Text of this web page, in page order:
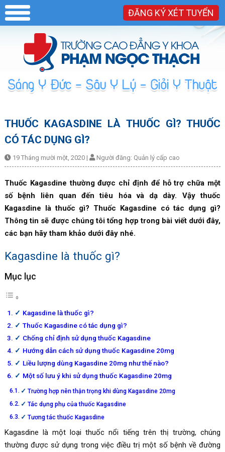
ĐĂNG KÝ XÉT TUYỂN
THUỐC KAGASDINE LÀ THUỐC GÌ? THUỐC
CÓ TÁC DỤNG GÌ?
19 Tháng mười một, 2020 | Người đăng: Quản lý cấp cao
Thuốc Kagasdine thường được chỉ định để hỗ trợ chữa một
số bệnh liên quan đến tiêu hóa và dạ dày. Vậy thuốc
Kagasdine là thuốc gì? Thuốc Kagasdine có tác dụng gì?
Thông tin sẽ được chúng tôi tổng hợp trong bài viết dưới đây,
các bạn hãy tham khảo dưới đây nhé.
Kagasdine là thuốc gì?
Mục lục
Kagasdine là thuốc gì?
Thuốc Kagasdine có tác dụng gì?
Chống chỉ định sử dụng thuốc Kagasdine
Hướng dẫn cách sử dụng thuốc Kagasdine 20mg
Liều lượng dùng Kagasdine 20mg như thế nào?
Một số lưu ý khi sử dụng thuốc Kagasdine 20mg
Trường hợp nên thận trọng khi dùng Kagasdine 20mg
Tác dụng phụ của thuốc Kagasdine
Tương tác thuốc Kagasdine
Kagasdine làmột loại thuốc nổi tiếng trên thị trường, chúng
thường được sử dụng trong việc điều trị một số bệnh về đường